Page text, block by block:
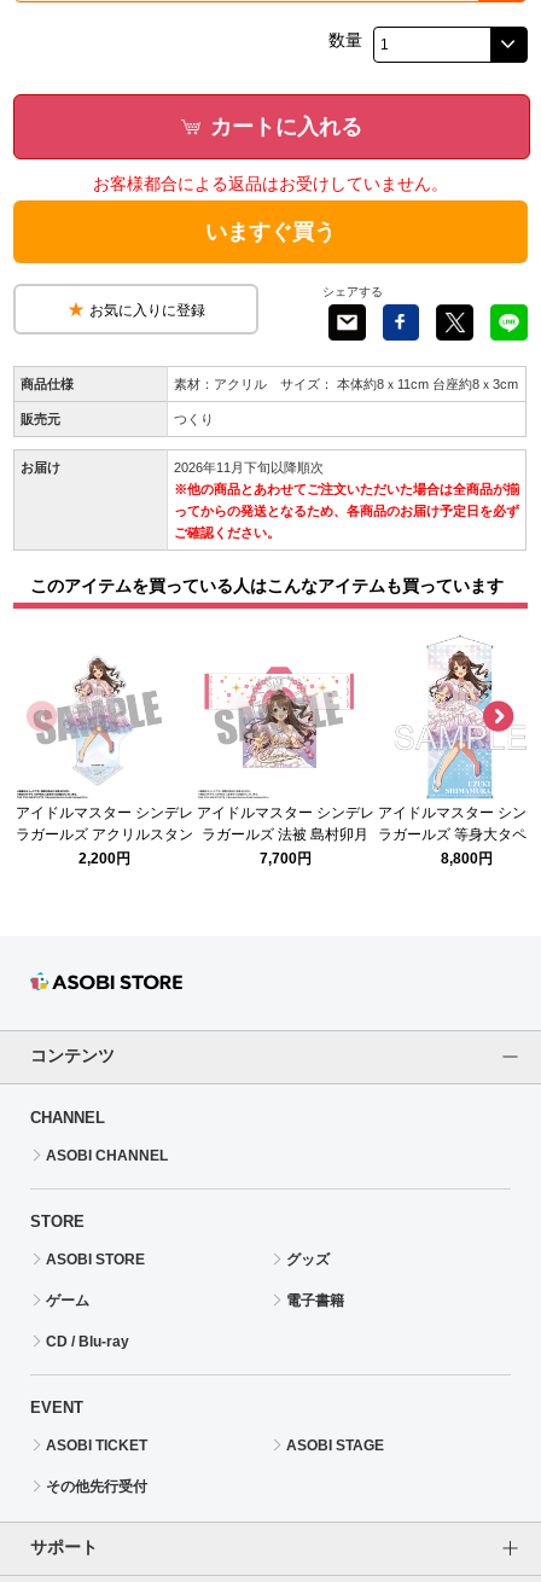
数量
カートに入れる
お客様都合による返品はお受けしていません。
いますぐ買う
お気に入りに登録
シェアする
商品仕様 素材：アクリル サイズ： 本体約8ｘ11cm 台座約8ｘ3cm
販売元 つくり
お届け
2026年11月下旬以降順次
※他の商品とあわせてご注文いただいた場合は全商品が揃
ってからの発送となるため、各商品のお届け予定日を必ず
ご確認ください。
このアイテムを買っている人はこんなアイテムも買っています
アイドルマスター シンデレ
ラガールズ アクリルスタン
ド 島村卯月 シンデレラガー
2,200円
アイドルマスター シンデレ
ラガールズ 法被 島村卯月
シンデレラガール総選挙
7,700円
アイドルマスター シン
ラガールズ 等身大タペ
リー シンデレラガール
8,800円
コンテンツ
CHANNEL
ASOBI CHANNEL
STORE
ASOBI STORE グッズ
ゲーム 電子書籍
CD / Blu-ray
EVENT
ASOBI TICKET ASOBI STAGE
その他先行受付
サポート